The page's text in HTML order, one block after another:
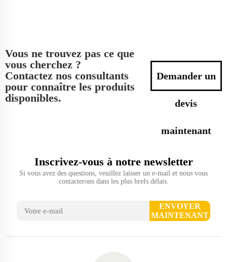
Vous ne trouvez pas ce que
vous cherchez ?
Contactez nos consultants
pour connaître les produits
disponibles.
Demander un
devis
maintenant
Inscrivez-vous à notre newsletter
Si vous avez des questions, veuillez laisser un e-mail et nous vous
contacterons dans les plus brefs délais.
ENVOYER
MAINTENANT